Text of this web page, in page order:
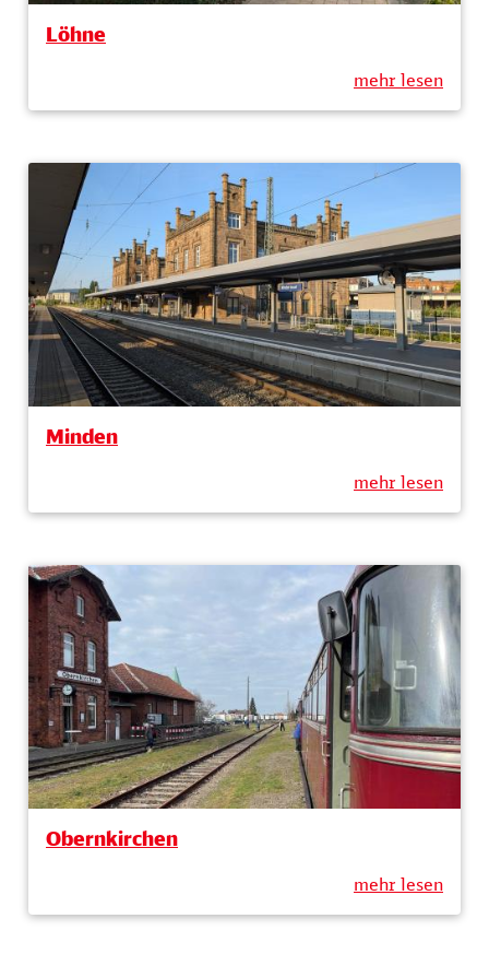
Löhne
mehr lesen
Minden
mehr lesen
Obernkirchen
mehr lesen